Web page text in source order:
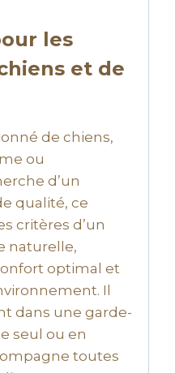
les
et de
de chiens,
ou
d’un
qualité, ce
critères d’un
naturelle,
optimal et
Il
dans une garde-
seul ou en
toutes